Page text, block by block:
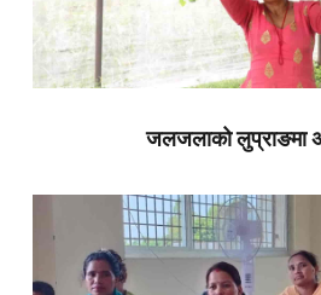
जलजलाको लुप्राङमा